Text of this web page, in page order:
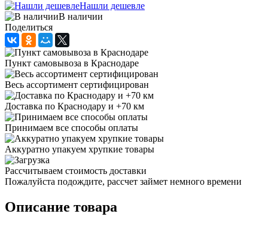
Нашли дешевле
В наличии
Поделиться
Пункт самовывоза в Краснодаре
Весь ассортимент сертифицирован
Доставка по Краснодару и +70 км
Принимаем все способы оплаты
Аккуратно упакуем хрупкие товары
Рассчитываем стоимость доставки
Пожалуйста подождите, рассчет займет немного времени
Описание товара